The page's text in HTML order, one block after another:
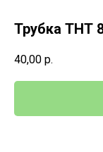
Трубка ТНТ
40,00 р.